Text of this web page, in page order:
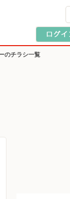
のチラシ一覧